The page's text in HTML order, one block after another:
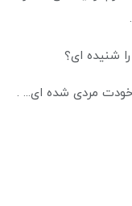
شنیده ای؟
خودت مردی شده ای... .